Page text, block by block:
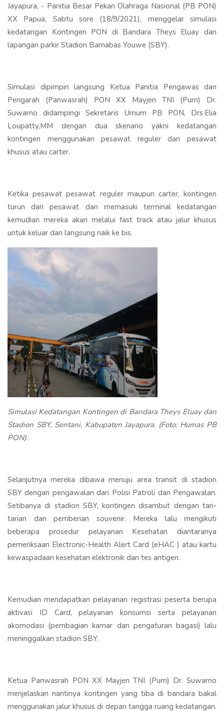
Jayapura, - Panitia Besar Pekan Olahraga Nasional (PB PON)
XX Papua, Sabtu sore (18/9/2021), menggelar simulasi
kedatangan Kontingen PON di Bandara Theys Eluay dan
lapangan parkir Stadion Barnabas Youwe (SBY).
Simulasi dipimpin langsung Ketua Panitia Pengawas dan
Pengarah (Panwasrah) PON XX Mayjen TNI (Purn) Dr.
Suwarno didampingi Sekretaris Umum PB PON, Drs.Elia
Loupatty,MM dengan dua skenario yakni kedatangan
kontingen menggunakan pesawat reguler dan pesawat
khusus atau carter.
Ketika pesawat pesawat reguler maupun carter, kontingen
turun dari pesawat dan memasuki terminal kedatangan
kemudian mereka akan melalui fast track atau jalur khusus
untuk keluar dan langsung naik ke bis.
Simulasi Kedatangan Kontingen di Bandara Theys Eluay dan
Stadion SBY, Sentani, Kabupaten Jayapura. (Foto: Humas PB
PON).
Selanjutnya mereka dibawa menuju area transit di stadion
SBY dengan pengawalan dari Polisi Patroli dan Pengawalan.
Setibanya di stadion SBY, kontingen disambut dengan tari-
tarian dan pemberian souvenir. Mereka lalu mengikuti
beberapa prosedur pelayanan Kesehatan diantaranya
pemeriksaan Electronic-Health Alert Card (eHAC ) atau kartu
kewaspadaan kesehatan elektronik dan tes antigen.
Kemudian mendapatkan pelayanan registrasi peserta berupa
aktivasi ID Card, pelayanan konsumsi serta pelayanan
akomodasi (pembagian kamar dan pengaturan bagasi) lalu
meninggalkan stadion SBY.
Ketua Panwasrah PON XX Mayjen TNI (Purn) Dr. Suwarno
menjelaskan nantinya kontingen yang tiba di bandara bakal
menggunakan jalur khusus di depan tangga ruang kedatangan.